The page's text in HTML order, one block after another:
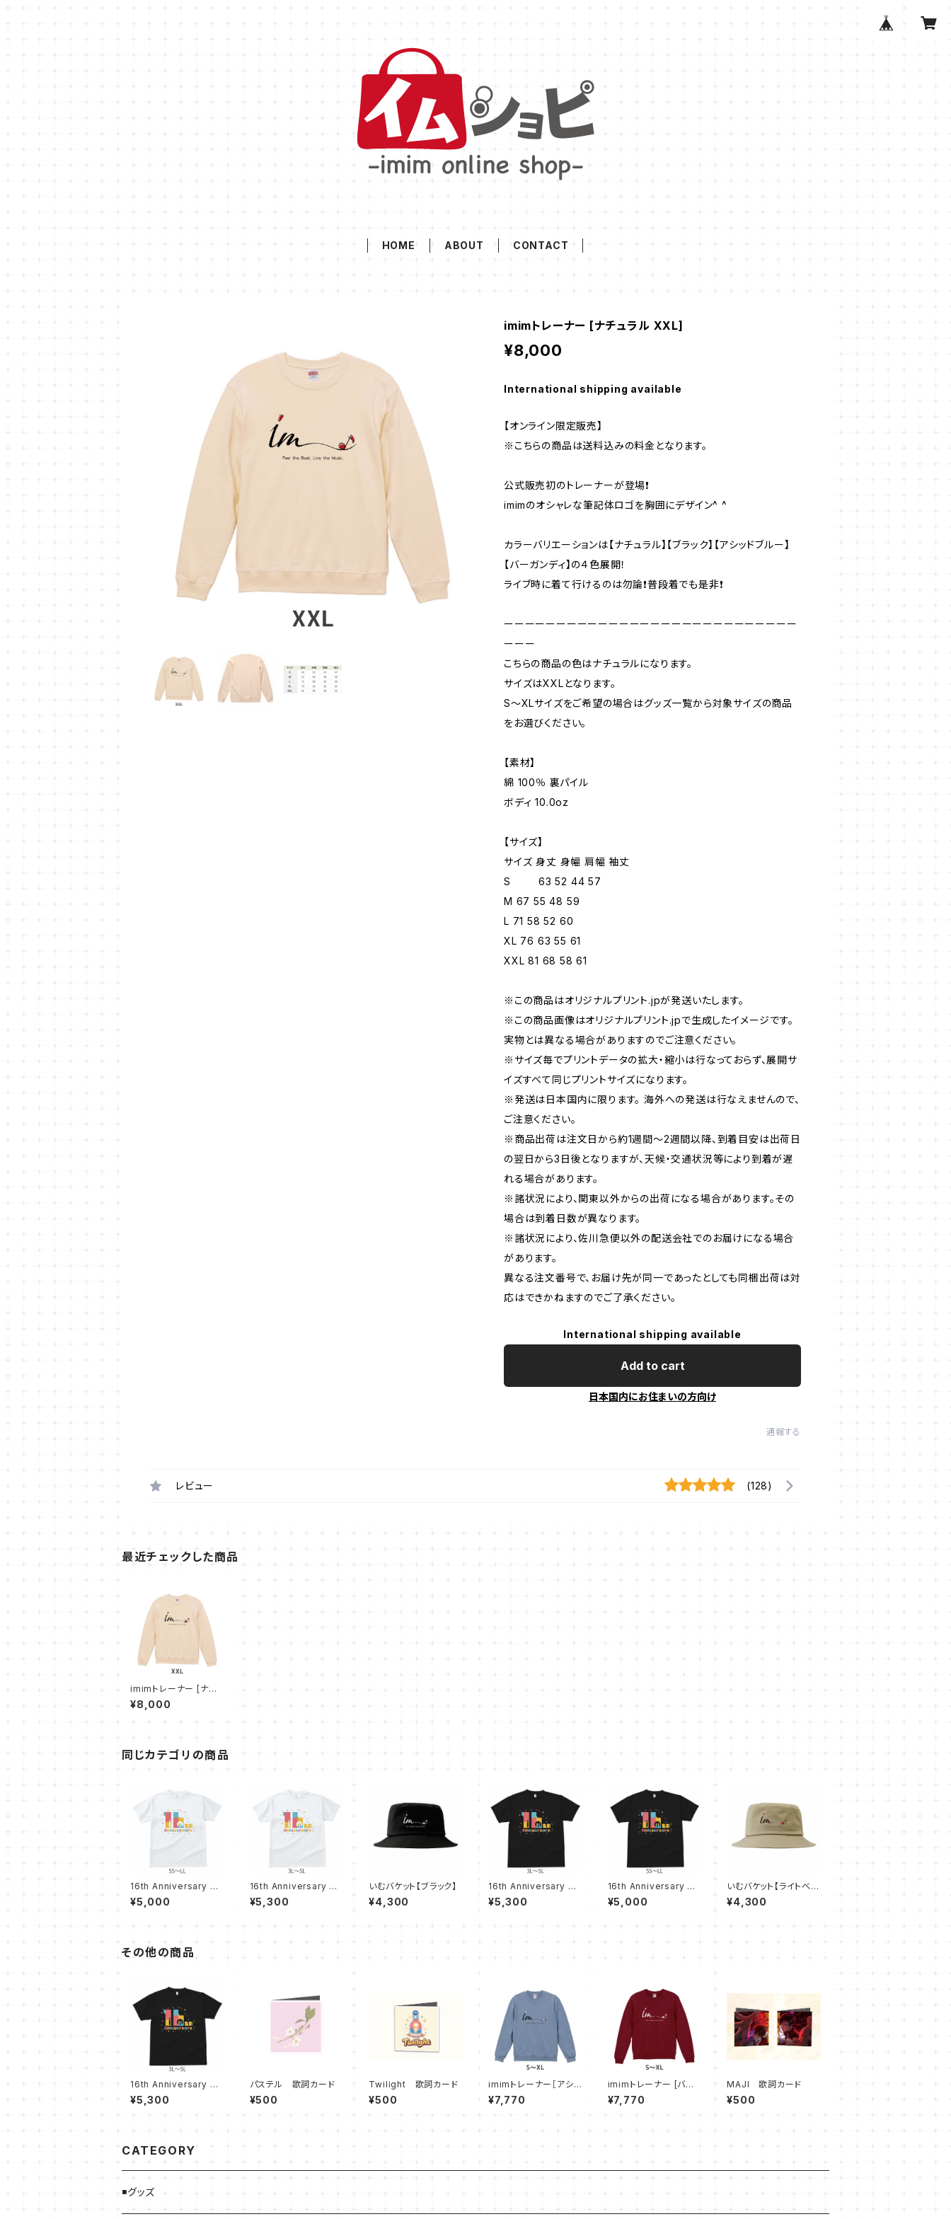
HOME ABOUT CONTACT
imimトレーナー [ナチュラル XXL]
¥8,000
International shipping available
【オンライン限定販売】
※こちらの商品は送料込みの料金となります。
公式販売初のトレーナーが登場❗️
imimのオシャレな筆記体ロゴを胸囲にデザイン^ ^
カラーバリエーションは【ナチュラル】【ブラック】【アシッドブルー】
【バーガンディ】の４色展開！
ライブ時に着て行けるのは勿論❗️普段着でも是非❗️
ーーーーーーーーーーーーーーーーーーーーーーーーーーーー
ーーー
こちらの商品の色はナチュラルになります。
サイズはXXLとなります。
S〜XLサイズをご希望の場合はグッズ一覧から対象サイズの商品
をお選びください。
【素材】
綿 100％ 裏パイル
ボディ 10.0oz
【サイズ】
サイズ 身丈 身幅 肩幅 袖丈
S 63 52 44 57
M 67 55 48 59
L 71 58 52 60
XL 76 63 55 61
XXL 81 68 58 61
※この商品はオリジナルプリント.jpが発送いたします。
※この商品画像はオリジナルプリント.jpで生成したイメージです。
実物とは異なる場合がありますのでご注意ください。
※サイズ毎でプリントデータの拡大・縮小は行なっておらず、展開サ
イズすべて同じプリントサイズになります。
※発送は日本国内に限ります。 海外への発送は行なえませんので、
ご注意ください。
※商品出荷は注文日から約1週間〜2週間以降、到着目安は出荷日
の翌日から3日後となりますが、天候・交通状況等により到着が遅
れる場合があります。
※諸状況により、関東以外からの出荷になる場合があります。その
場合は到着日数が異なります。
※諸状況により、佐川急便以外の配送会社でのお届けになる場合
があります。
異なる注文番号で、お届け先が同一であったとしても同梱出荷は対
応はできかねますのでご了承ください。
International shipping available
Add to cart
日本国内にお住まいの方向け
通報する
レビュー (128)
最近チェックした商品
imimトレーナー [ナチ
ュラル XXL]
¥8,000
同じカテゴリの商品
16th Anniversary T
シャツ【ホワイト SS〜L
L】
¥5,000
16th Anniversary T
シャツ【ホワイト 3L〜5
L】
¥5,300
いむバケット【ブラック】
¥4,300
16th Anniversary T
シャツ【ブラック 3L〜5
L】
¥5,300
16th Anniversary T
シャツ【ブラック SS〜L
L】
¥5,000
いむバケット【ライトベー
ジュ】
¥4,300
その他の商品
16th Anniversary T
シャツ【ブラック 3L〜5
L】
¥5,300
パステル 歌詞カード
¥500
Twilight 歌詞カード
¥500
imimトレーナー［アシッ
ドブルー］
¥7,770
imimトレーナー [バー
ガンディ]
¥7,770
MAJI 歌詞カード
¥500
CATEGORY
◾️グッズ